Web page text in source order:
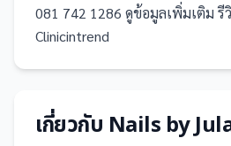
081 742 1286 ดูข้อมูลเพิ่มเติม
Clinicintrend
เกี่ยวกับ Nails by